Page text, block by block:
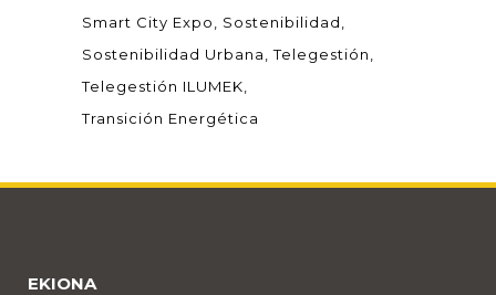
Smart City Expo
Sostenibilidad
Sostenibilidad Urbana
Telegestión
Telegestión ILUMEK
Transición Energética
EKIONA